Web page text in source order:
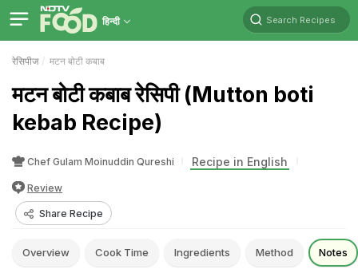
हिन्दी Search Recipes
रेसिपीज मटन बोटी कबाब
मटन बोटी कबाब रेसिपी (Mutton boti
kebab Recipe)
Chef Gulam Moinuddin Qureshi Recipe in English
Review
Share Recipe
Overview Cook Time Ingredients Method Notes